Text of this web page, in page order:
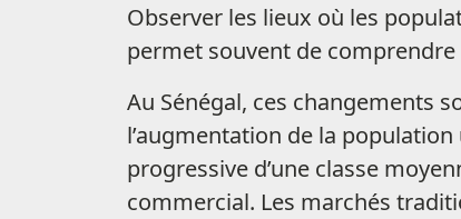
Observer les lieux où les
permet souvent de
Au Sénégal, ces changements
l’augmentation de la
progressive d’une classe
commercial. Les marchés